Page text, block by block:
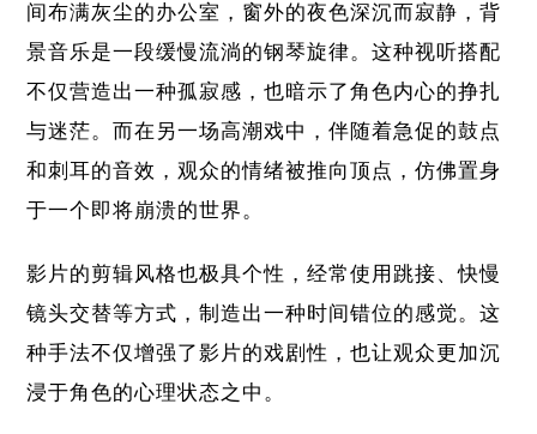
间布满灰尘的办公室，窗外的夜色深沉而寂静，背
景音乐是一段缓慢流淌的钢琴旋律。这种视听搭配
不仅营造出一种孤寂感，也暗示了角色内心的挣扎
与迷茫。而在另一场高潮戏中，伴随着急促的鼓点
和刺耳的音效，观众的情绪被推向顶点，仿佛置身
于一个即将崩溃的世界。
影片的剪辑风格也极具个性，经常使用跳接、快慢
镜头交替等方式，制造出一种时间错位的感觉。这
种手法不仅增强了影片的戏剧性，也让观众更加沉
浸于角色的心理状态之中。